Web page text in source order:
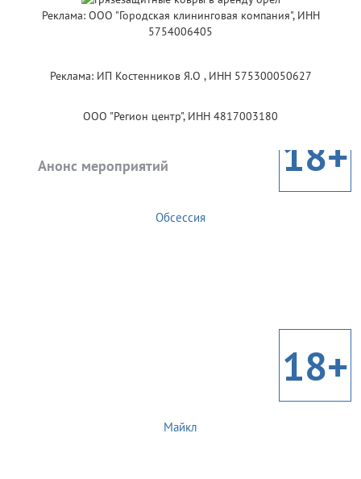
Реклама: ООО "Городская клининговая компания", ИНН
5754006405
Реклама: ИП Костенников Я.О , ИНН 575300050627
ООО "Регион центр", ИНН 4817003180
Анонс мероприятий 18+
Обсессия
18+
Майкл